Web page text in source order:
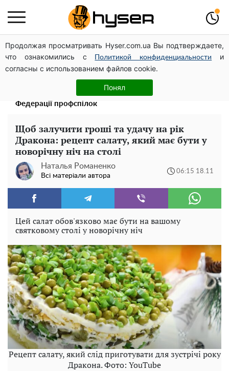
Продолжая просматривать Hyser.com.ua Вы подтверждаете,
что ознакомились с
Политикой конфиденциальности
и
согласны с использованием файлов cookie.
Понял
Дрони із націнкою: Олександр Конотопський вивів
мільйони оборонного бюджету через фіктивну фірму в
Естонії
Павло Прудніков та його дивовижна кар'єра від актора
у російському театрі до номінанта у керівники
Федерації профспілок
Щоб залучити гроші та удачу на рік
Дракона: рецепт салату, який має бути у
новорічну ніч на столі
Наталья Романенко
Всі матеріали автора
06:15 18.11
Цей салат обов'язково має бути на вашому
святковому столі у новорічну ніч
Рецепт салату, який слід приготувати для зустрічі року
Дракона. Фото: YouTube